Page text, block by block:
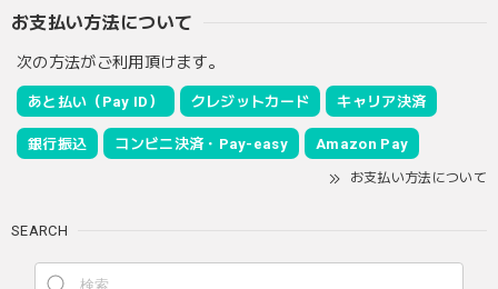
お支払い方法について
次の方法がご利用頂けます。
あと払い（Pay ID） クレジットカード キャリア決済
銀行振込 コンビニ決済・Pay-easy Amazon Pay
お支払い方法について
SEARCH